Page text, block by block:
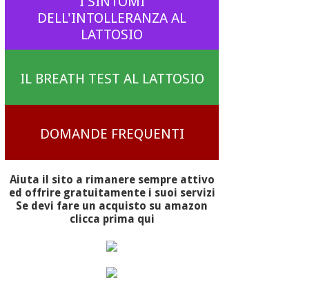
DELL'INTOLLERANZA AL
LATTOSIO
IL BREATH TEST AL LATTOSIO
DOMANDE FREQUENTI
Aiuta il sito a rimanere sempre attivo
ed offrire gratuitamente i suoi servizi
Se devi fare un acquisto su amazon
clicca prima qui